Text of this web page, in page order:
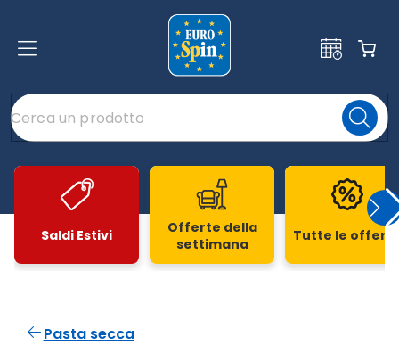
Saldi Estivi
Offerte della
settimana
Tutte le
Pasta secca